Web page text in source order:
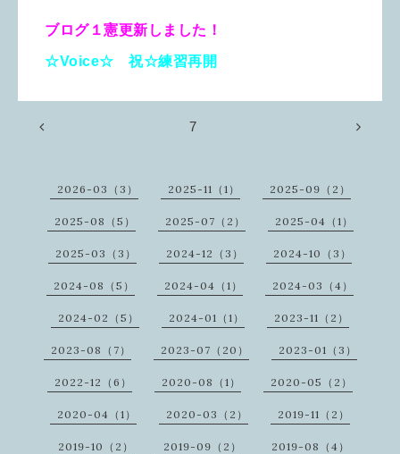
ブログ１憲更新しました！
☆Voice☆ 祝☆練習再開
7
2026-03（3） 2025-11（1） 2025-09（2）
2025-08（5） 2025-07（2） 2025-04（1）
2025-03（3） 2024-12（3） 2024-10（3）
2024-08（5） 2024-04（1） 2024-03（4）
2024-02（5） 2024-01（1） 2023-11（2）
2023-08（7） 2023-07（20） 2023-01（3）
2022-12（6） 2020-08（1） 2020-05（2）
2020-04（1） 2020-03（2） 2019-11（2）
2019-10（2） 2019-09（2） 2019-08（4）